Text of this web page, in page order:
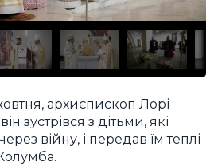
архиєпископ Лорі
зустрівся з дітьми, які
війну, і передав їм теплі